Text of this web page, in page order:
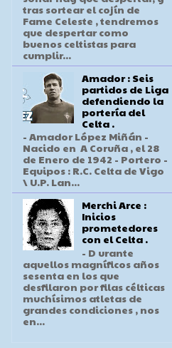
tras sortear el cojín de
Fame Celeste , tendremos
que despertar como
buenos celtistas para
cumplir...
Amador : Seis
partidos de Liga
defendiendo la
portería del
Celta .
- Amador López Miñán -
Nacido en A Coruña , el 28
de Enero de 1942 - Portero -
Equipos : R.C. Celta de Vigo
\ U.P. Lan...
Merchi Arce :
Inicios
prometedores
con el Celta .
- D urante
aquellos magníficos años
sesenta en los que
desfilaron por filas célticas
muchísimos atletas de
grandes condiciones , nos
en...